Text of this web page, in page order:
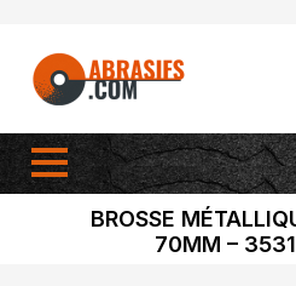
BROSSE
70MM –